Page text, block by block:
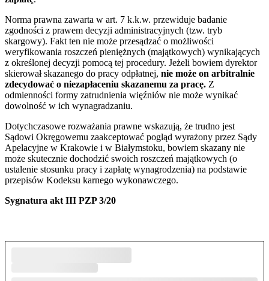
Norma prawna zawarta w art. 7 k.k.w. przewiduje badanie
zgodności z prawem decyzji administracyjnych (tzw. tryb
skargowy). Fakt ten nie może przesądzać o możliwości
weryfikowania roszczeń pieniężnych (majątkowych) wynikających
z określonej decyzji pomocą tej procedury. Jeżeli bowiem dyrektor
skierował skazanego do pracy odpłatnej, nie może on arbitralnie
zdecydować o niezapłaceniu skazanemu za pracę. Z
odmienności formy zatrudnienia więźniów nie może wynikać
dowolność w ich wynagradzaniu.
Dotychczasowe rozważania prawne wskazują, że trudno jest
Sądowi Okręgowemu zaakceptować pogląd wyrażony przez Sądy
Apelacyjne w Krakowie i w Białymstoku, bowiem skazany nie
może skutecznie dochodzić swoich roszczeń majątkowych (o
ustalenie stosunku pracy i zapłatę wynagrodzenia) na podstawie
przepisów Kodeksu karnego wykonawczego.
Sygnatura akt III PZP 3/20